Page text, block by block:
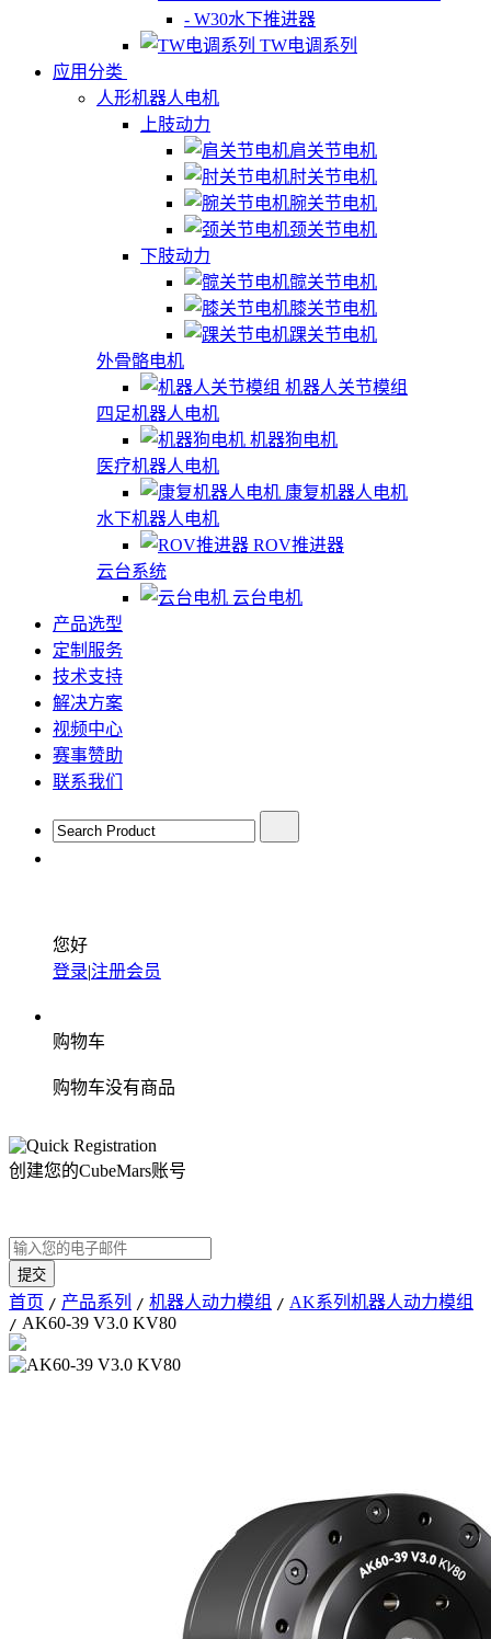
- W30水下推进器
TW电调系列
应用分类
人形机器人电机
上肢动力
肩关节电机
肘关节电机
腕关节电机
颈关节电机
下肢动力
髋关节电机
膝关节电机
踝关节电机
外骨骼电机
机器人关节模组
四足机器人电机
机器狗电机
医疗机器人电机
康复机器人电机
水下机器人电机
ROV推进器
云台系统
云台电机
产品选型
定制服务
技术支持
解决方案
视频中心
赛事赞助
联系我们
您好
登录|注册会员
购物车
购物车没有商品
创建您的CubeMars账号
首页 / 产品系列 / 机器人动力模组 / AK系列机器人动力模组
/ AK60-39 V3.0 KV80